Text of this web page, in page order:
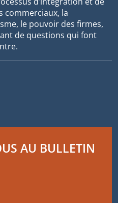
commerciaux, la
le pouvoir des firmes,
de questions qui font
AU BULLETIN